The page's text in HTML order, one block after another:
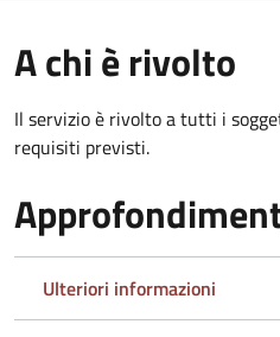
A chi è rivolto
Il servizio è rivolto a tutti i
requisiti previsti.
Ulteriori informazioni